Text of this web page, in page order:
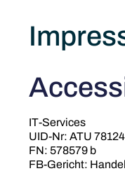
IT-Services
UID-Nr: ATU
FN: 578579 b
FB-Gericht: